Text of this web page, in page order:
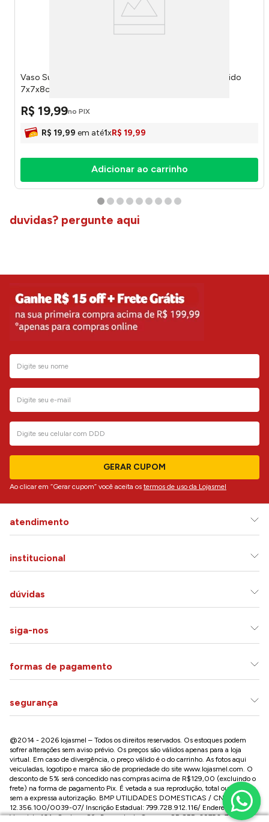
Vaso Suculenta Harmonia Cerâmica e Plástico PE Sortido
7x7x8cm LM3825 - honeyhome
R$ 19,99no PIX
R$ 19,99 em até1xR$ 19,99
Adicionar ao carrinho
duvidas? pergunte aqui
GERAR CUPOM
Ao clicar em “Gerar cupom” você aceita os termos de uso da Lojasmel
atendimento
institucional
dúvidas
siga-nos
formas de pagamento
segurança
@2014 - 2026 lojasmel – Todos os direitos reservados. Os estoques podem
sofrer alterações sem aviso prévio. Os preços são válidos apenas para a loja
virtual. Em caso de divergência, o preço válido é o do carrinho. As fotos aqui
veiculadas, logotipo e marca são de propriedade do site www.lojasmel.com. O
desconto de 5% será concedido nas compras acima de R$129,00 (excluindo o
frete) na forma de pagamento Pix. É vetada a sua reprodução, total ou parcial,
sem a expressa autorização. BMP UTILIDADES DOMESTICAS / CNPJ:
12.356.100/0039-07/ Inscrição Estadual: 799.728.912.116/ Endereço: R José
Versolato,101 , Centro – São Bernardo do Campo - SP CEP: 09750-730